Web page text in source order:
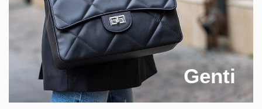
Genti